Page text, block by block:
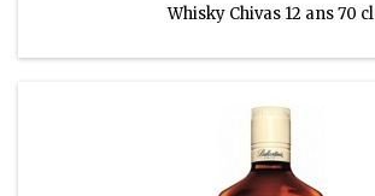
Whisky Chivas 12 ans 70 cl